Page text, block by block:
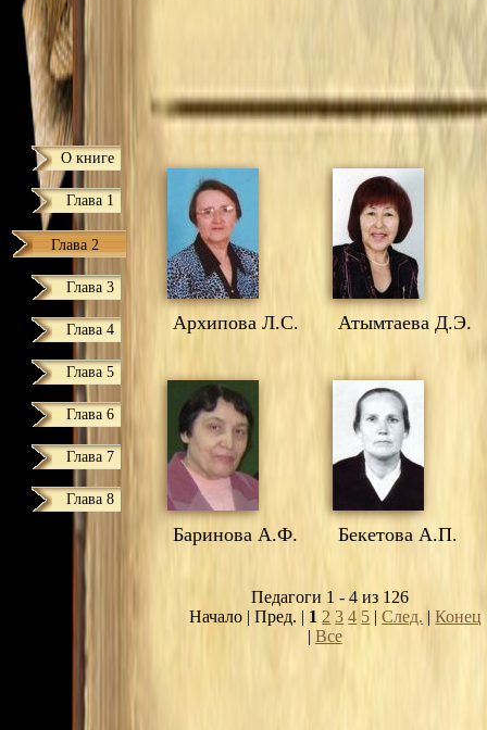
О книге
Глава 1
Глава 2
Глава 3
Глава 4
Глава 5
Глава 6
Глава 7
Глава 8
Архипова Л.С. Атымтаева Д.Э.
Баринова А.Ф. Бекетова А.П.
Педагоги 1 - 4 из 126
Начало | Пред. | 1 2 3 4 5 |След. |Конец
| Все